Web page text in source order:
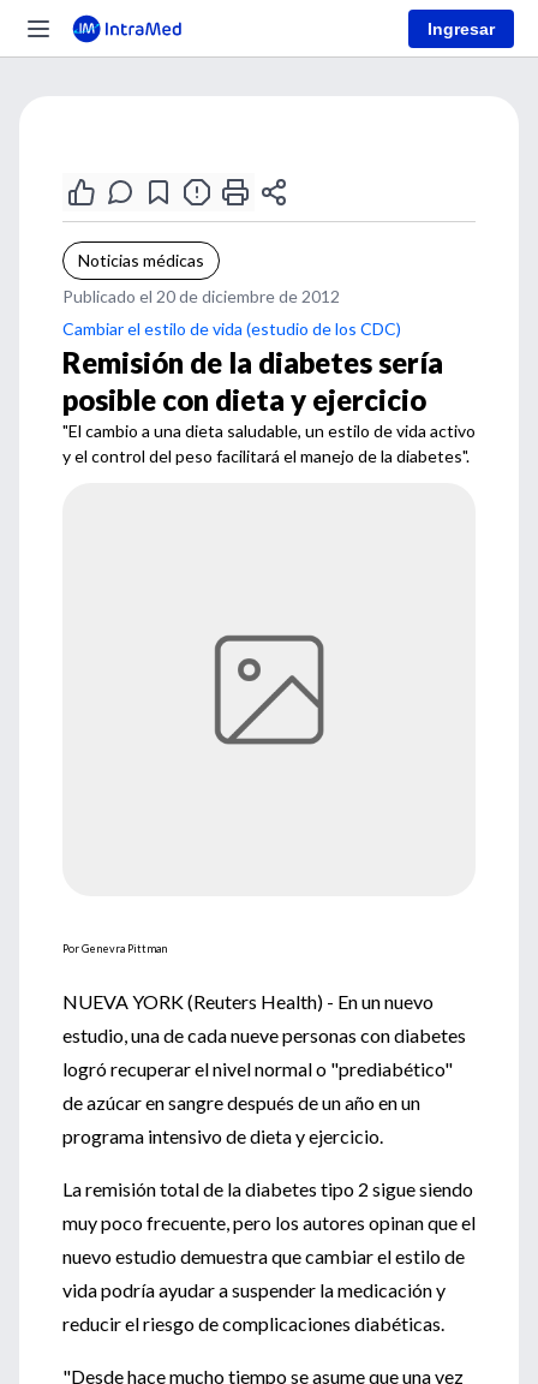
Ingresar
Noticias médicas
Publicado el 20 de diciembre de 2012
Cambiar el estilo de vida (estudio de los CDC)
Remisión de la diabetes sería
posible con dieta y ejercicio
"El cambio a una dieta saludable, un estilo de vida activo
y el control del peso facilitará el manejo de la diabetes".
Por Genevra Pittman
NUEVA YORK (Reuters Health) - En un nuevo
estudio, una de cada nueve personas con diabetes
logró recuperar el nivel normal o "prediabético"
de azúcar en sangre después de un año en un
programa intensivo de dieta y ejercicio.
La remisión total de la diabetes tipo 2 sigue siendo
muy poco frecuente, pero los autores opinan que el
nuevo estudio demuestra que cambiar el estilo de
vida podría ayudar a suspender la medicación y
reducir el riesgo de complicaciones diabéticas.
"Desde hace mucho tiempo se asume que una vez